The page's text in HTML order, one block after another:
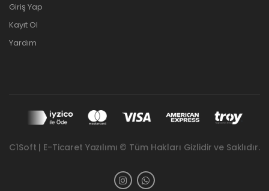
Giriş Yap
Kayıt Ol
Yardım
C1Soft | E-Ticaret Yazılımı © Tüm Hakları Gizlidir ve Saklıdır.